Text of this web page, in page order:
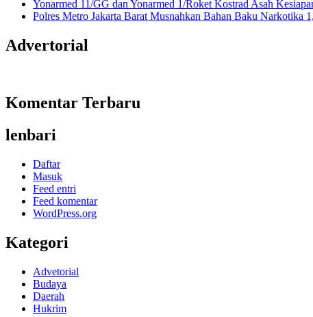
Yonarmed 11/GG dan Yonarmed 1/Roket Kostrad Asah
Polres Metro Jakarta Barat Musnahkan Bahan Baku Narkotika
Advertorial
Komentar Terbaru
lenbari
Daftar
Masuk
Feed entri
Feed komentar
WordPress.org
Kategori
Advetorial
Budaya
Daerah
Hukrim